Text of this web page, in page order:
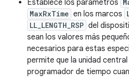
Establece los parámetros
MaxRxTime en los marcos
LL_LENGTH_RSP del
sean los valores más
necesarios para estas
permite que la unidad
programador de tiempo